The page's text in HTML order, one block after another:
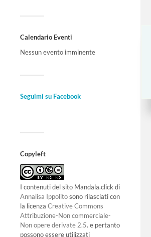
Calendario Eventi
Nessun evento imminente
Seguimi su Facebook
Copyleft
I contenuti del sito Mandala.click di
Annalisa Ippolitosono rilasciati con
la licenza Creative Commons
Attribuzione-Non commerciale-
Non opere derivate 2.5. e pertanto
possono essere utilizzati